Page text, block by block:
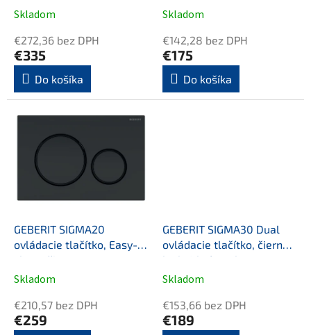
v. 108cm
Skladom
€272,36 bez DPH
€335
Do košíka
splachovania, chróm mat
Skladom
€142,28 bez DPH
€175
Do košíka
GEBERIT SIGMA20
ovládacie tlačítko, Easy-to
clean, čierny mat
Skladom
€210,57 bez DPH
€259
GEBERIT SIGMA30 Dual
ovládacie tlačítko, čierna
lesk /chróm, plast
Skladom
€153,66 bez DPH
€189